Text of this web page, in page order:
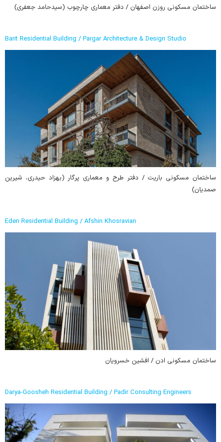
ساختمان مسکونی روزن اصفهان / دفتر معماری چارچوب (سیدحامد جعفری)
Barit Residential Building / Pargar Architecture & Design Studio
ساختمان مسکونی باریت / دفتر طرح و معماری پرگار (بهزاد حیدری، شیرین
صمدیان)
Eden Residential Building / Afshin Khosravian
ساختمان مسکونی ادن / افشین خسرویان
Darya-Goosheh Residential Building / Padir Consulting Engineers